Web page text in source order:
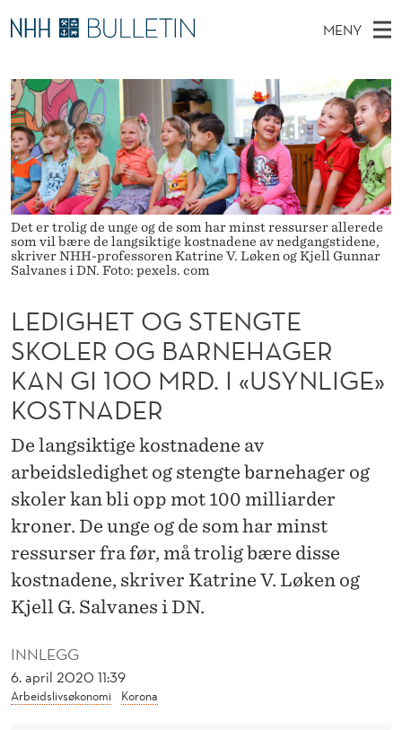
L
E
D
G
H
E
T
O
G
S
T
E
N
G
T
E
S
K
O
L
E
MENY
O
V
E
D
M
E
N
Y
Ø
K
I
N
E
T
T
S
T
E
D
E
T
Stipendiater og nye forskerprofiler
Disputaser
Ekspertutvalg
Om Bulletin
Det er trolig de unge og de som har minst ressurser allerede
som vil bære de langsiktige kostnadene av nedgangstidene,
skriver NHH-professoren Katrine V. Løken og Kjell Gunnar
Salvanes i DN. Foto: pexels. com
INNLEGG
6. april 2020 11:39
Arbeidslivsøkonomi Korona
LEDIGHET OG STENGTE
SKOLER OG BARNEHAGER
KAN GI 100 MRD. I «USYNLIGE»
KOSTNADER
De langsiktige kostnadene av
arbeidsledighet og stengte barnehager og
skoler kan bli opp mot 100 milliarder
kroner. De unge og de som har minst
ressurser fra før, må trolig bære disse
kostnadene, skriver Katrine V. Løken og
Kjell G. Salvanes i DN.